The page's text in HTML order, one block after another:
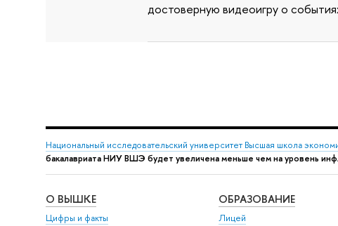
достоверную видеоигру о
Национальный исследовательский университет Высшая школа
бакалавриата НИУ ВШЭ будет увеличена меньше чем на уровень
О ВЫШКЕ
Цифры и факты
ОБРАЗОВАНИЕ
Лицей